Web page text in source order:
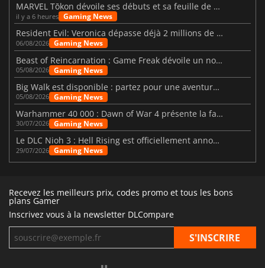
MARVEL Tōkon dévoile ses débuts et sa feuille de route
il y a 6 heures Gaming News
Resident Evil: Veronica dépasse déjà 2 millions de wishlists
06/08/2026 Gaming News
Beast of Reincarnation : Game Freak dévoile un nouveau pari
05/08/2026 Gaming News
Big Walk est disponible : partez pour une aventure entre amis
05/08/2026 Gaming News
Warhammer 40 000 : Dawn of War 4 présente la faction des Nécrons
30/07/2026 Gaming News
Le DLC Nioh 3 : Hell Rising est officiellement annoncé
29/07/2026 Gaming News
Recevez les meilleurs prix, codes promo et tous les bons
plans Gamer
Inscrivez vous à la newsletter DLCompare